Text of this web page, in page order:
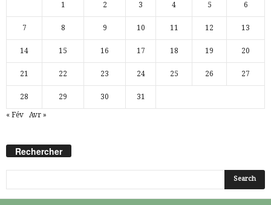
1 2 3 4 5 6
7 8 9 10 11 12 13
14 15 16 17 18 19 20
21 22 23 24 25 26 27
28 29 30 31
« Fév Avr »
Rechercher